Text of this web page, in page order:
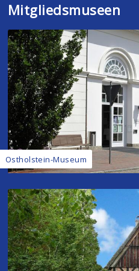
Mitgliedsmuseen
Ostholstein-Museum